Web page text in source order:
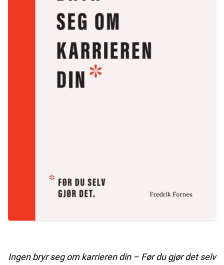
Ingen bryr seg om karrieren din – Før du gjør det selv